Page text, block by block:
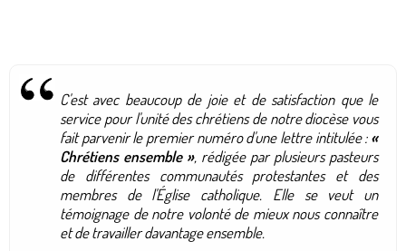
C'est avec beaucoup de joie et de satisfaction que le
service pour l'unité des chrétiens de notre diocèse vous
fait parvenir le premier numéro d'une lettre intitulée :«
Chrétiens ensemble », rédigée par plusieurs pasteurs
de différentes communautés protestantes et des
membres de l'Église catholique. Elle se veut un
témoignage de notre volonté de mieux nous connaître
et de travailler davantage ensemble.